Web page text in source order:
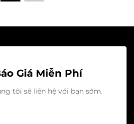
Giá Miễn Phí
tôi sẽ liên hệ với bạn sớm.